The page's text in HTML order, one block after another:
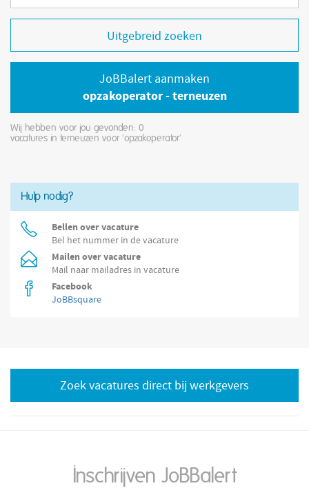
Uitgebreid zoeken
JoBBalert aanmaken
opzakoperator - terneuzen
Wij hebben voor jou gevonden: 0
vacatures in terneuzen voor 'opzakoperator'
Hulp nodig?
Bellen over vacature
Bel het nummer in de vacature
Mailen over vacature
Mail naar mailadres in vacature
Facebook
JoBBsquare
Zoek vacatures direct bij werkgevers
Inschrijven JoBBalert